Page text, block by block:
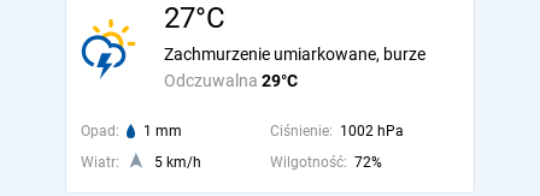
27°C
Odczuwalna 29°C
Zachmurzenie umiarkowane, burze
Opad: 1 mm Ciśnienie: 1002 hPa
Wiatr:
5 km/h Wilgotność: 72%